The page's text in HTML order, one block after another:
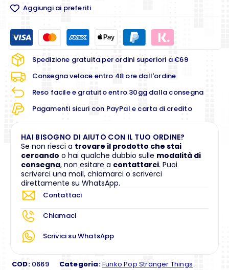
Aggiungi ai preferiti
Spedizione gratuita per ordini superiori a €69
Consegna veloce entro 48 ore dall'ordine
Reso facile e gratuito entro 30gg dalla consegna
Pagamenti sicuri con PayPal e carta di credito
HAI BISOGNO DI AIUTO CON IL TUO ORDINE?
Se non riesci a trovare il prodotto che stai
cercando o hai qualche dubbio sulle modalità di
consegna, non esitare a contattarci. Puoi
scriverci una mail, chiamarci o scriverci
direttamente su WhatsApp.
Contattaci
Chiamaci
Scrivici su WhatsApp
COD: 0669 Categoria:Funko Pop Stranger Things